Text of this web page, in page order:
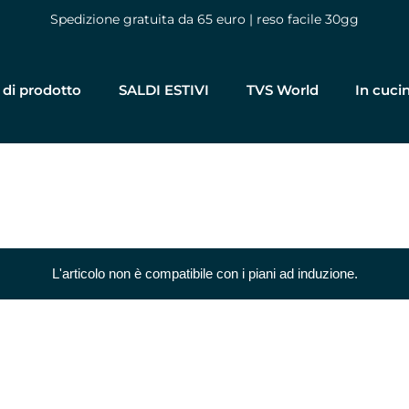
Spedizione gratuita da 65 euro | reso facile 30gg
di prodotto SALDI ESTIVI TVS World In
L'articolo non è compatibile con i piani ad induzione.